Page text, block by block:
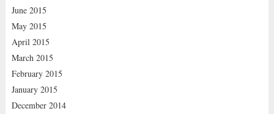
June 2015
May 2015
April 2015
March 2015
February 2015
January 2015
December 2014